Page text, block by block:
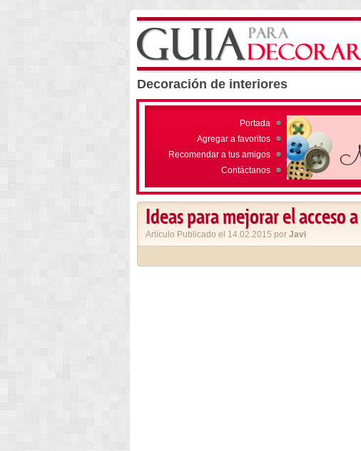
Decoración de interiores
Portada
Agregar a favoritos
Recomendar a tus amigos
Contáctanos
Ideas para mejorar el acceso
Artículo Publicado el 14.02.2015 por Javi